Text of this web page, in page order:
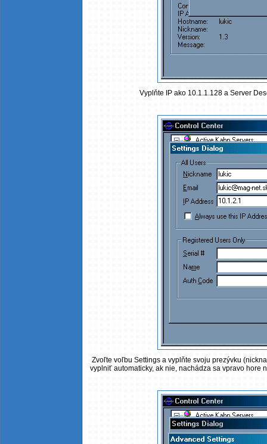
Vyplňte IP ako 10.1.1.128 a Server
Zvoľte voľbu Settings a vyplňte svoju prezývku
vyplniť automaticky, ak nie, nachádza sa vpravo hore